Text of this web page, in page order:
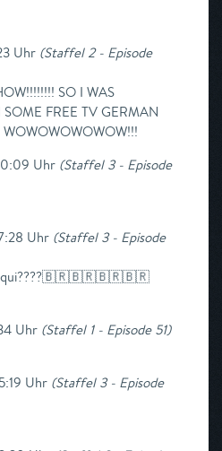
Uhr (Staffel 2 - Episode
SO I WAS
FREE TV GERMAN
Uhr (Staffel 3 - Episode
Uhr (Staffel 3 - Episode
aqui????🇧🇷🇧🇷🇧🇷🇧🇷
Uhr (Staffel 1 - Episode 51)
Uhr (Staffel 3 - Episode